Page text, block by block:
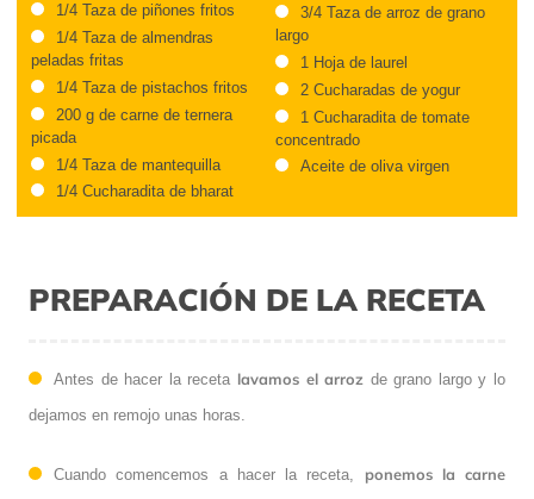
1/4 Taza de piñones fritos
1/4 Taza de almendras
peladas fritas
1/4 Taza de pistachos fritos
200 g de carne de ternera
picada
1/4 Taza de mantequilla
1/4 Cucharadita de bharat
3/4 Taza de arroz de grano
largo
1 Hoja de laurel
2 Cucharadas de yogur
1 Cucharadita de tomate
concentrado
Aceite de oliva virgen
PREPARACIÓN DE LA RECETA
Antes de hacer la receta lavamos el arroz de grano largo y lo
dejamos en remojo unas horas.
Cuando comencemos a hacer la receta,
ponemos la carne